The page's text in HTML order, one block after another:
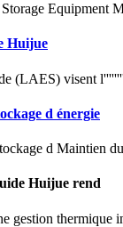
Equipment
Huijue
(LAES) visent
d énergie
d Maintien
Huijue rend
thermique